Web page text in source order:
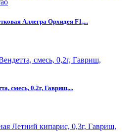
Аллегра Орхидея F1,...
смесь, 0,2г, Гавриш,...